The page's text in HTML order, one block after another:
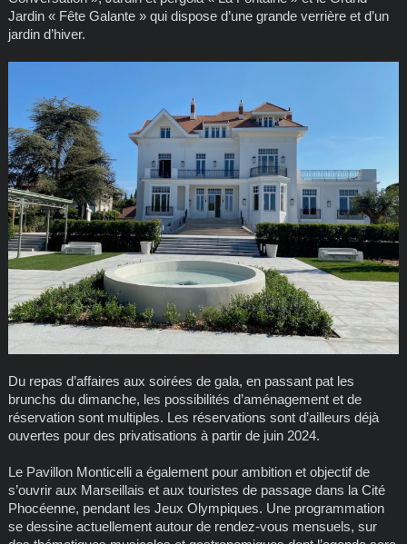
Jardin « Fête Galante » qui dispose d’une grande verrière et d’un
jardin d’hiver.
Du repas d’affaires aux soirées de gala, en passant pat les
brunchs du dimanche, les possibilités d’aménagement et de
réservation sont multiples. Les réservations sont d’ailleurs déjà
ouvertes pour des privatisations à partir de juin 2024.
Le Pavillon Monticelli a également pour ambition et objectif de
s’ouvrir aux Marseillais et aux touristes de passage dans la Cité
Phocéenne, pendant les Jeux Olympiques. Une programmation
se dessine actuellement autour de rendez-vous mensuels, sur